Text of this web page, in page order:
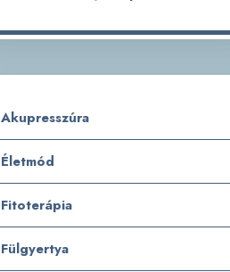
Akupresszúra
Életmód
Fitoterápia
Fülgyertya